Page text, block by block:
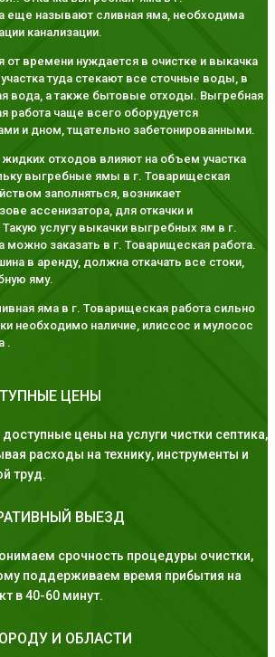
еще называют сливная яма, необходима
канализации.
времени нуждается в очистке и выкачка
туда стекают все сточные воды, в
вода, а также бытовые отходы. Выгребная
работа чаще всего оборудуется
и дном, тщательно забетонированными.
отходов влияют на объем участка
выгребные ямы в г. Товарищеская
заполняться, возникает
ассенизатора, для откачки и
Такую услугу выкачки выгребных ям в г.
можно заказать в г. Товарищеская работа.
в аренду, должна откачать все стоки,
яму.
яма в г. Товарищеская работа сильно
необходимо наличие, илиссос и мулосос
.
ЦЕНЫ
доступные цены на услуги чистки септика,
расходы на технику, инструменты и
труд.
ВЫЕЗД
срочность процедуры очистки,
поддерживаем время прибытия на
в 40-60 минут.
И ОБЛАСТИ